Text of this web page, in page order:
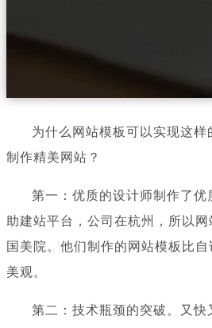
为什么网站模板可以 实现这样
制作精美网站？
第一：优质的设计师制作了优
助建站平台，公司在杭州，所以
国美院。他们制作的网站模板比
美观。
第二：技术瓶颈的突破。又